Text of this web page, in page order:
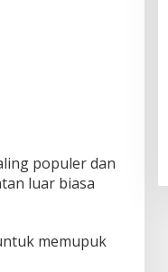
populer dan
luar biasa
memupuk